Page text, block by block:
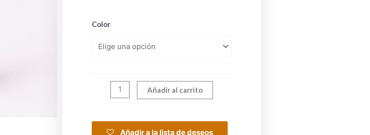
Color
Añadir al carrito
Añadir a la lista de deseos